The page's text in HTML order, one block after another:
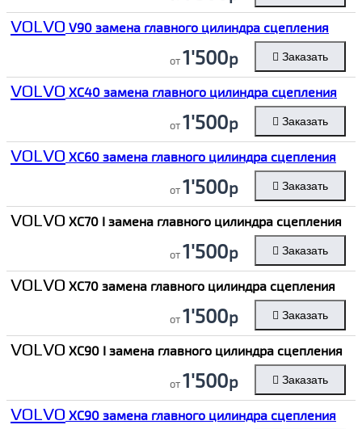
VOLVO V90 замена главного цилиндра сцепления
от1'500р Заказать
VOLVO XC40 замена главного цилиндра сцепления
от1'500р Заказать
VOLVO XC60 замена главного цилиндра сцепления
от1'500р Заказать
VOLVO XC70 I замена главного цилиндра сцепления
от1'500р Заказать
VOLVO XC70 замена главного цилиндра сцепления
от1'500р Заказать
VOLVO XC90 I замена главного цилиндра сцепления
от1'500р Заказать
VOLVO XC90 замена главного цилиндра сцепления